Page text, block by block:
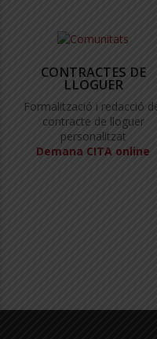
CONTRACTES DE
LLOGUER
Formalització i redacció
contracte de lloguer
personalitzat
Demana CITA online